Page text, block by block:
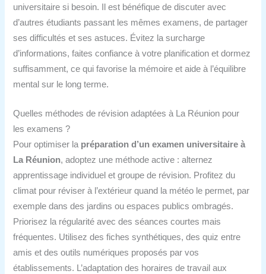
universitaire si besoin. Il est bénéfique de discuter avec
d’autres étudiants passant les mêmes examens, de partager
ses difficultés et ses astuces. Évitez la surcharge
d’informations, faites confiance à votre planification et dormez
suffisamment, ce qui favorise la mémoire et aide à l’équilibre
mental sur le long terme.
Quelles méthodes de révision adaptées à La Réunion pour
les examens ?
Pour optimiser la préparation d’un examen universitaire à
La Réunion, adoptez une méthode active : alternez
apprentissage individuel et groupe de révision. Profitez du
climat pour réviser à l’extérieur quand la météo le permet, par
exemple dans des jardins ou espaces publics ombragés.
Priorisez la régularité avec des séances courtes mais
fréquentes. Utilisez des fiches synthétiques, des quiz entre
amis et des outils numériques proposés par vos
établissements. L’adaptation des horaires de travail aux